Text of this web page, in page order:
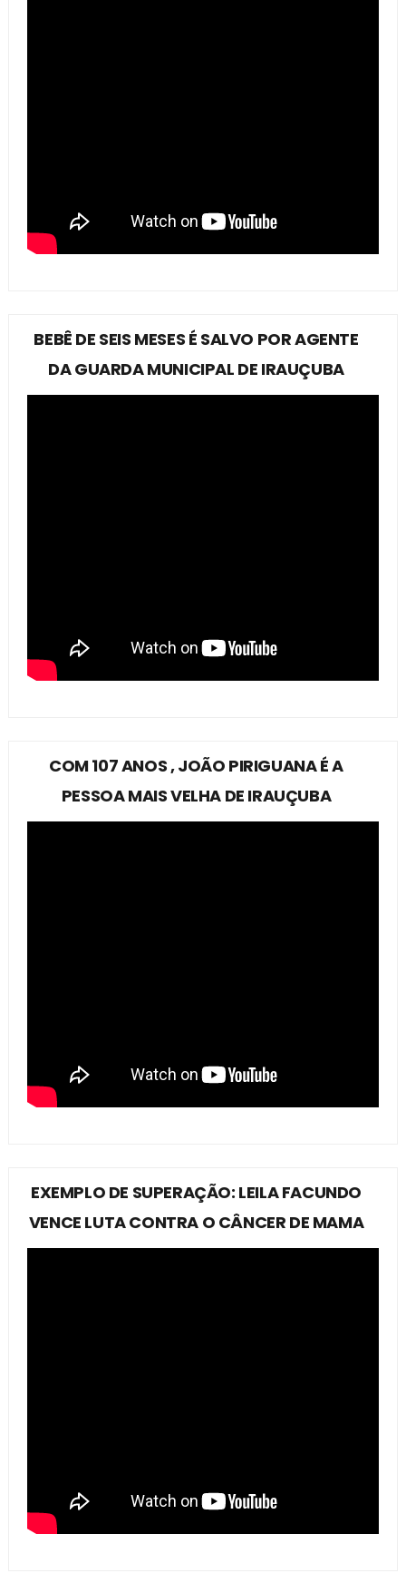
BEBÊ DE SEIS MESES É SALVO POR AGENTE
DA GUARDA MUNICIPAL DE IRAUÇUBA
COM 107 ANOS , JOÃO PIRIGUANA É A
PESSOA MAIS VELHA DE IRAUÇUBA
EXEMPLO DE SUPERAÇÃO: LEILA FACUNDO
VENCE LUTA CONTRA O CÂNCER DE MAMA